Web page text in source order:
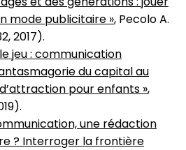
mode publicitaire », Pecolo A.
2017).
jeu : communication
du capital au
pour enfants »,
une rédaction
? Interroger la frontière